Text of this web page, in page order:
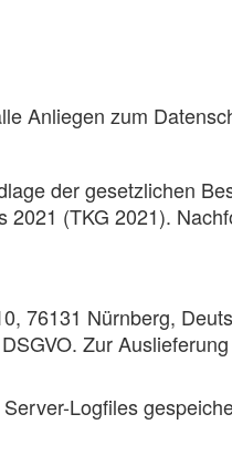
Anliegen zum
der gesetzlichen
(TKG 2021).
76131 Nürnberg,
Zur
Logfiles